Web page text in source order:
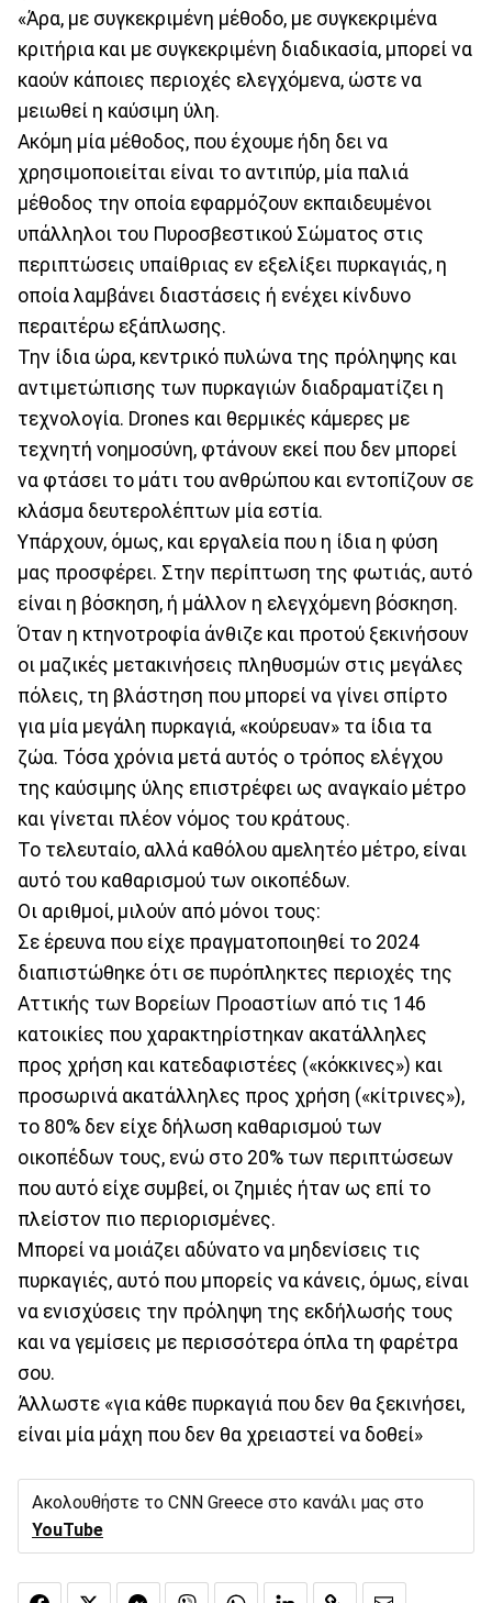
«Άρα, με συγκεκριμένη μέθοδο, με συγκεκριμένα
κριτήρια και με συγκεκριμένη διαδικασία, μπορεί να
καούν κάποιες περιοχές ελεγχόμενα, ώστε να
μειωθεί η καύσιμη ύλη.
Ακόμη μία μέθοδος, που έχουμε ήδη δει να
χρησιμοποιείται είναι το αντιπύρ, μία παλιά
μέθοδος την οποία εφαρμόζουν εκπαιδευμένοι
υπάλληλοι του Πυροσβεστικού Σώματος στις
περιπτώσεις υπαίθριας εν εξελίξει πυρκαγιάς, η
οποία λαμβάνει διαστάσεις ή ενέχει κίνδυνο
περαιτέρω εξάπλωσης.
Την ίδια ώρα, κεντρικό πυλώνα της πρόληψης και
αντιμετώπισης των πυρκαγιών διαδραματίζει η
τεχνολογία. Drones και θερμικές κάμερες με
τεχνητή νοημοσύνη, φτάνουν εκεί που δεν μπορεί
να φτάσει το μάτι του ανθρώπου και εντοπίζουν σε
κλάσμα δευτερολέπτων μία εστία.
Υπάρχουν, όμως, και εργαλεία που η ίδια η φύση
μας προσφέρει. Στην περίπτωση της φωτιάς, αυτό
είναι η βόσκηση, ή μάλλον η ελεγχόμενη βόσκηση.
Όταν η κτηνοτροφία άνθιζε και προτού ξεκινήσουν
οι μαζικές μετακινήσεις πληθυσμών στις μεγάλες
πόλεις, τη βλάστηση που μπορεί να γίνει σπίρτο
για μία μεγάλη πυρκαγιά, «κούρευαν» τα ίδια τα
ζώα. Τόσα χρόνια μετά αυτός ο τρόπος ελέγχου
της καύσιμης ύλης επιστρέφει ως αναγκαίο μέτρο
και γίνεται πλέον νόμος του κράτους.
Το τελευταίο, αλλά καθόλου αμελητέο μέτρο, είναι
αυτό του καθαρισμού των οικοπέδων.
Οι αριθμοί, μιλούν από μόνοι τους:
Σε έρευνα που είχε πραγματοποιηθεί το 2024
διαπιστώθηκε ότι σε πυρόπληκτες περιοχές της
Αττικής των Βορείων Προαστίων από τις 146
κατοικίες που χαρακτηρίστηκαν ακατάλληλες
προς χρήση και κατεδαφιστέες («κόκκινες») και
προσωρινά ακατάλληλες προς χρήση («κίτρινες»),
το 80% δεν είχε δήλωση καθαρισμού των
οικοπέδων τους, ενώ στο 20% των περιπτώσεων
που αυτό είχε συμβεί, οι ζημιές ήταν ως επί το
πλείστον πιο περιορισμένες.
Μπορεί να μοιάζει αδύνατο να μηδενίσεις τις
πυρκαγιές, αυτό που μπορείς να κάνεις, όμως, είναι
να ενισχύσεις την πρόληψη της εκδήλωσής τους
και να γεμίσεις με περισσότερα όπλα τη φαρέτρα
σου.
Άλλωστε «για κάθε πυρκαγιά που δεν θα ξεκινήσει,
είναι μία μάχη που δεν θα χρειαστεί να δοθεί»
Ακολουθήστε το CNN Greece στο κανάλι μας στο
YouTube